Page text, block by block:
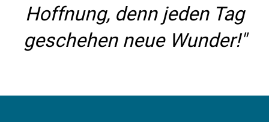
Hoffnung, denn jeden Tag
geschehen neue Wunder!"